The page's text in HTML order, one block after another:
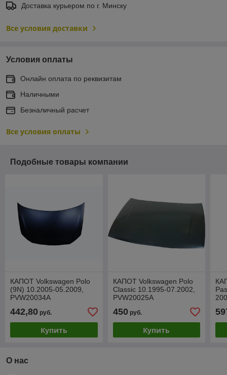
Доставка курьером по г. Минску
Все условия доставки
Условия оплаты
Онлайн оплата по реквизитам
Наличными
Безналичный расчет
Все условия оплаты
Подобные товары компании
КАПОТ Volkswagen Polo
(9N) 10.2005-05.2009,
PVW20034A
442,80 руб.
Купить
КАПОТ Volkswagen Polo
Classic 10.1995-07.2002,
PVW20025A
450руб.
Купить
О нас